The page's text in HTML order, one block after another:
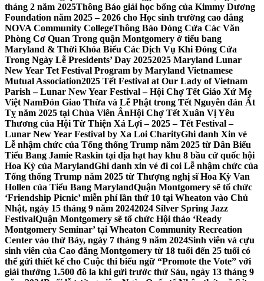
tháng 2 năm 2025Thông Báo giải học bổng của Kimmy Dương
Foundation năm 2025 – 2026 cho Học sinh trường cao đẳng
NOVA Community CollegeThông Báo Đóng Cửa Các Văn
Phòng Cơ Quan Trong quận Montgomery ở tiểu bang
Maryland & Thời Khóa Biểu Các Dịch Vụ Khi Đóng Cửa
Trong Ngày Lễ Presidents’ Day 20252025 Maryland Lunar
New Year Tet Festival Program by Maryland Vietnamese
Mutual Association2025 Tết Festival at Our Lady of Vietnam
Parish – Lunar New Year Festival – Hội Chợ Tết Giáo Xứ Mẹ
Việt NamĐón Giao Thừa và Lễ Phật trong Tết Nguyên đán Ất
Tỵ năm 2025 tại Chùa Viên ÂnHội Chợ Tết Xuân Vị Yêu
Thương của Hội Từ Thiện Xá Lợi – 2025 – Tết Festival –
Lunar New Year Festival by Xa Loi CharityGhi danh Xin vé
Lễ nhậm chức của Tổng thống Trump năm 2025 từ Dân Biểu
Tiểu Bang Jamie Raskin tại địa hạt hay khu 8 bầu cử quốc hội
Hoa Kỳ của MarylandGhi danh xin vé đi coi Lễ nhậm chức của
Tổng thống Trump năm 2025 từ Thượng nghị sĩ Hoa Kỳ Van
Hollen của Tiểu Bang MarylandQuận Montgomery sẽ tổ chức
‘Friendship Picnic’ miễn phí lần thứ 10 tại Wheaton vào Chủ
Nhật, ngày 15 tháng 9 năm 20242024 Silver Spring Jazz
FestivalQuận Montgomery sẽ tổ chức Hội thảo ‘Ready
Montgomery Seminar’ tại Wheaton Community Recreation
Center vào thứ Bảy, ngày 7 tháng 9 năm 2024Sinh viên và cựu
sinh viên của Cao đẳng Montgomery từ 18 tuổi đến 25 tuổi có
thể gửi thiết kế cho Cuộc thi biểu ngữ “Promote the Vote” với
giải thưởng 1.500 đô la khi gửi trước thứ Sáu, ngày 13 tháng 9